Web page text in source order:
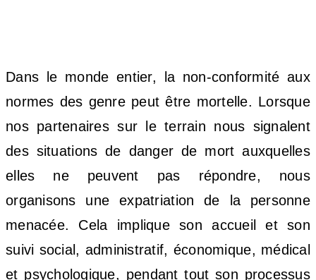
Dans le monde entier, la non-conformité aux
normes des genre peut être mortelle. Lorsque
nos partenaires sur le terrain nous signalent
des situations de danger de mort auxquelles
elles ne peuvent pas répondre, nous
organisons une expatriation de la personne
menacée. Cela implique son accueil et son
suivi social, administratif, économique, médical
et psychologique, pendant tout son processus